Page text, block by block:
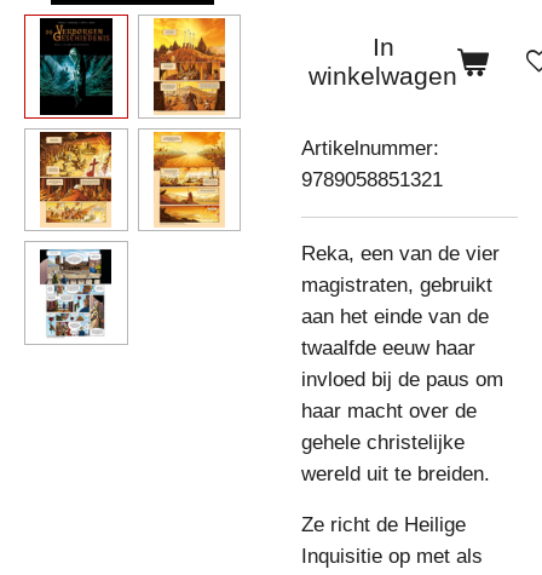
In
winkelwagen
Artikelnummer:
9789058851321
Reka, een van de vier
magistraten, gebruikt
aan het einde van de
twaalfde eeuw haar
invloed bij de paus om
haar macht over de
gehele christelijke
wereld uit te breiden.
Ze richt de Heilige
Inquisitie op met als